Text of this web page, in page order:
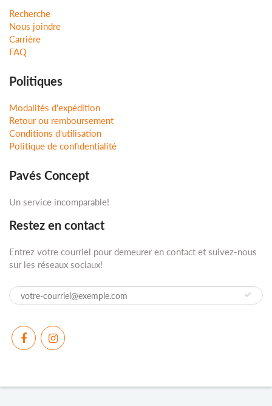
Recherche
Nous joindre
Carrière
FAQ
Politiques
Modalités d'expédition
Retour ou remboursement
Conditions d'utilisation
Politique de confidentialité
Pavés Concept
Un service incomparable!
Restez en contact
Entrez votre courriel pour demeurer en contact et suivez-nous
sur les réseaux sociaux!